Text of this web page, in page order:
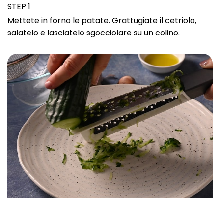
STEP 1
Mettete in forno le patate. Grattugiate il cetriolo,
salatelo e lasciatelo sgocciolare su un colino.